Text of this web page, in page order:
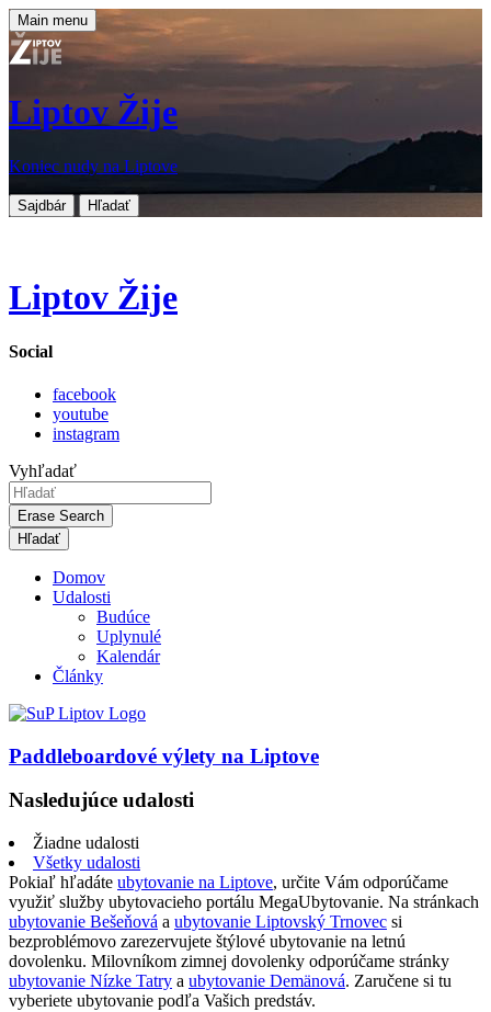
Main menu
Liptov Žije
Koniec nudy na Liptove
Sajdbár Hľadať
Liptov Žije
Social
facebook
youtube
instagram
Vyhľadať
Erase Search
Domov
Udalosti
Budúce
Uplynulé
Kalendár
Články
Paddleboardové výlety na Liptove
Nasledujúce udalosti
Žiadne udalosti
Všetky udalosti
Pokiaľ hľadáte ubytovanie na Liptove, určite Vám odporúčame
využiť služby ubytovacieho portálu MegaUbytovanie. Na stránkach
ubytovanie Bešeňová a ubytovanie Liptovský Trnovec si
bezproblémovo zarezervujete štýlové ubytovanie na letnú
dovolenku. Milovníkom zimnej dovolenky odporúčame stránky
ubytovanie Nízke Tatry a ubytovanie Demänová. Zaručene si tu
vyberiete ubytovanie podľa Vašich predstáv.